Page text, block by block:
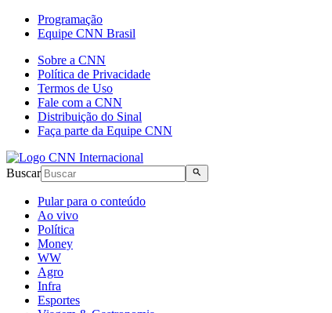
Programação
Equipe CNN Brasil
Sobre a CNN
Política de Privacidade
Termos de Uso
Fale com a CNN
Distribuição do Sinal
Faça parte da Equipe CNN
Buscar
Pular para o conteúdo
Ao vivo
Política
Money
WW
Agro
Infra
Esportes